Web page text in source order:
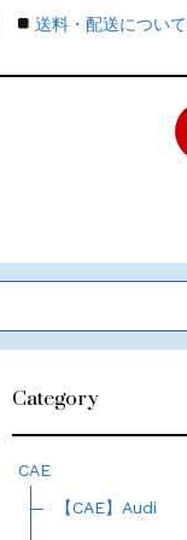
送料・配送について
Category
CAE
【CAE】Audi